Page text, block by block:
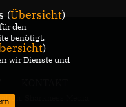
Sharkness Media
(Übersicht)
den
benötigt.
)
wir Dienste und